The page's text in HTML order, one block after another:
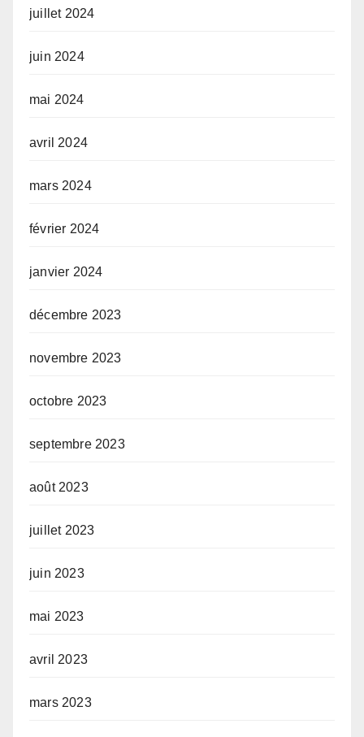
juillet 2024
juin 2024
mai 2024
avril 2024
mars 2024
février 2024
janvier 2024
décembre 2023
novembre 2023
octobre 2023
septembre 2023
août 2023
juillet 2023
juin 2023
mai 2023
avril 2023
mars 2023